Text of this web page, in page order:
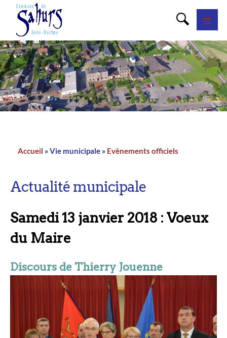
Accueil Vie municipale Evènements officiels
Actualité municipale
Samedi 13 janvier 2018 : Voeux
du Maire
Discours de Thierry Jouenne
Panneau de gestion des cookies